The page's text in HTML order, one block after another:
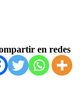
en redes